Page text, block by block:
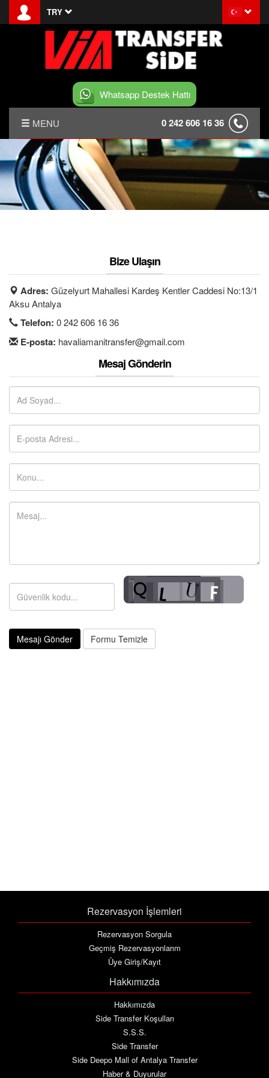
TRY
Whatsapp Destek Hattı
MENU 0 242 606 16 36
ANASAYFA
HAKKIMIZDA
HABERLER
S.S.S.
ÜYE GİRİŞİ / KAYIT
Bize Ulaşın
Adres: Güzelyurt Mahallesi Kardeş Kentler Caddesi No:13/1
Aksu Antalya
Telefon: 0 242 606 16 36
E-posta: havaliamanitransfer@gmail.com
Mesaj Gönderin
Rezervasyon İşlemleri
Rezervasyon Sorgula
Geçmiş Rezervasyonlarım
Üye Giriş/Kayıt
Hakkımızda
Hakkımızda
Side Transfer Koşulları
S.S.S.
Side Transfer
Side Deepo Mall of Antalya Transfer
Haber & Duyurular